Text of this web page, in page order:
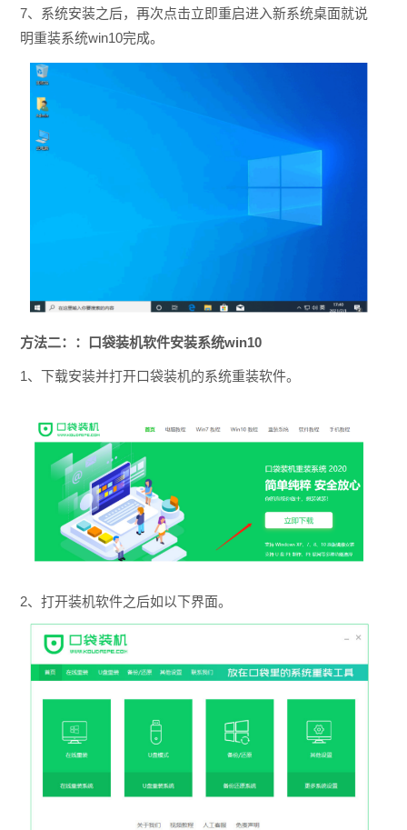
7、系统安装之后，再次点击立即重启进入新系统桌面就说
明重装系统win10完成。
方法二：：口袋装机软件安装系统win10
1、下载安装并打开口袋装机的系统重装软件。
2、打开装机软件之后如以下界面。